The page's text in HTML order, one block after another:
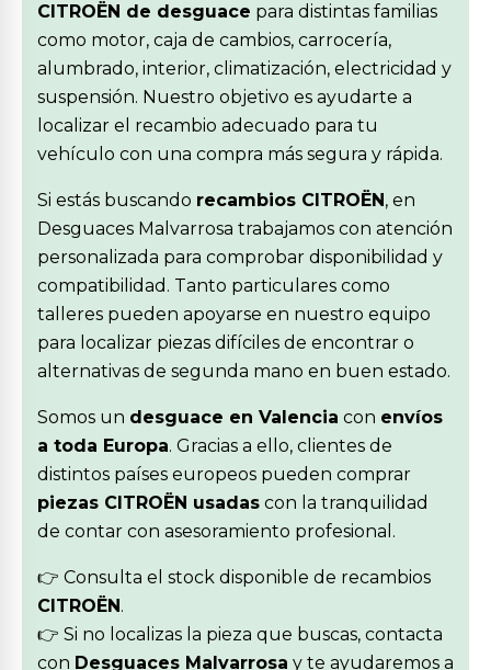
CITROËN de desguace para distintas familias
como motor, caja de cambios, carrocería,
alumbrado, interior, climatización, electricidad y
suspensión. Nuestro objetivo es ayudarte a
localizar el recambio adecuado para tu
vehículo con una compra más segura y rápida.
Si estás buscando recambios CITROËN, en
Desguaces Malvarrosa trabajamos con atención
personalizada para comprobar disponibilidad y
compatibilidad. Tanto particulares como
talleres pueden apoyarse en nuestro equipo
para localizar piezas difíciles de encontrar o
alternativas de segunda mano en buen estado.
Somos un desguace en Valencia con envíos
a toda Europa. Gracias a ello, clientes de
distintos países europeos pueden comprar
piezas CITROËN usadas con la tranquilidad
de contar con asesoramiento profesional.
👉 Consulta el stock disponible de recambios
CITROËN.
👉 Si no localizas la pieza que buscas, contacta
con Desguaces Malvarrosa y te ayudaremos a